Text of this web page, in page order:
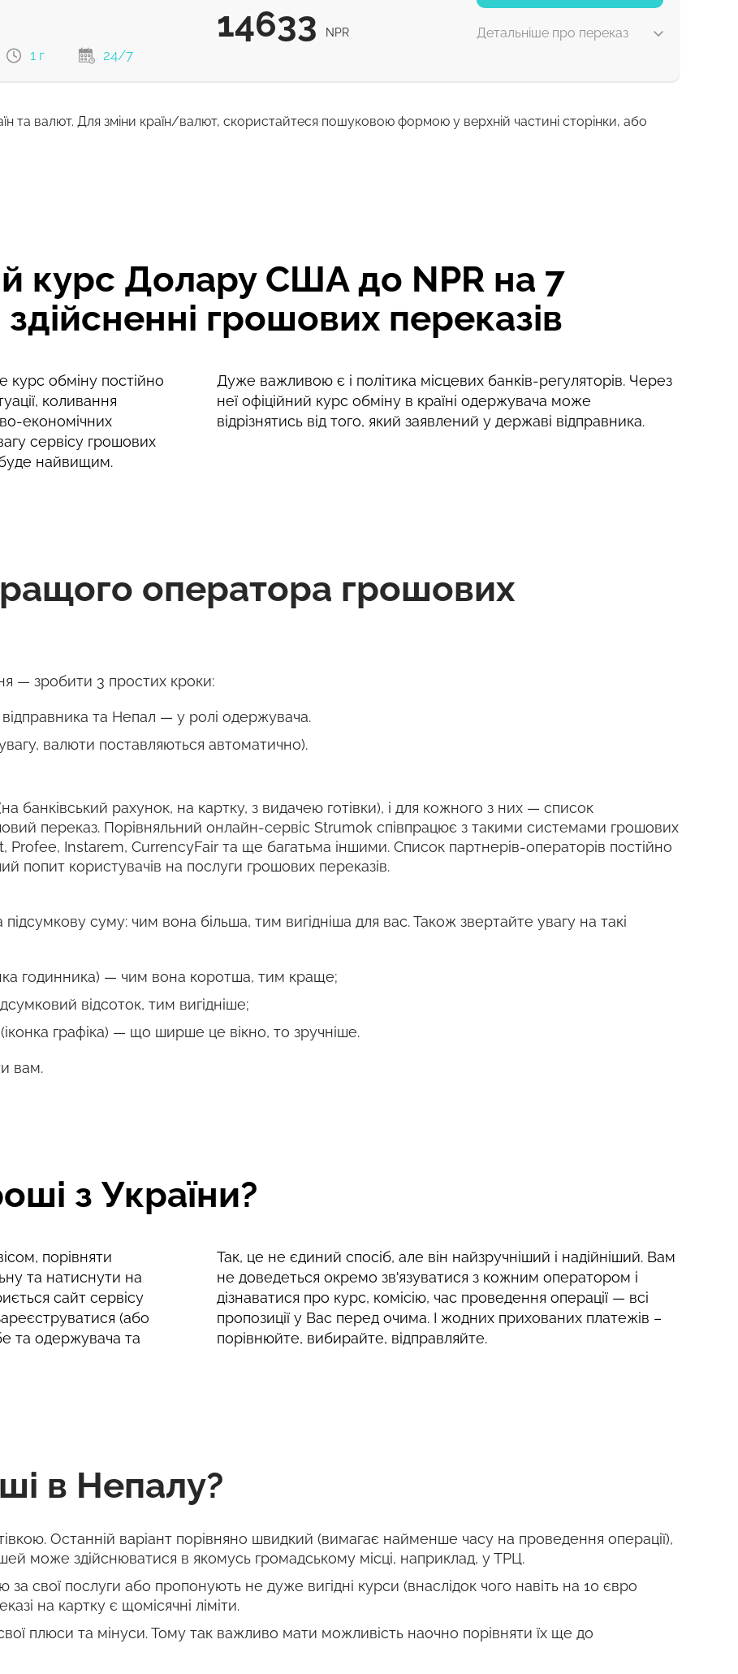
1 г 24/7
14633 NPR Детальніше про переказ
14633
та валют. Для зміни країн/валют, скористайтеся пошуковою формою у верхній частині сторінки, або
курс Долару США до NPR на 7
грошових переказів
курс обміну постійно
коливання
економічних
сервісу грошових
найвищим.
Дуже важливою є і політика місцевих банків-регуляторів. Через
неї офіційний курс обміну в країні одержувача може
відрізнятись від того, який заявлений у державі відправника.
оператора грошових
— зробити 3 простих кроки:
та Непал — у ролі одержувача.
валюти поставляються автоматично).
банківський рахунок, на картку, з видачею готівки), і для кожного з них — список
переказ. Порівняльний онлайн-сервіс Strumok співпрацює з такими системами грошових
Profee, Instarem, CurrencyFair та ще багатьма іншими. Список партнерів-операторів постійно
попит користувачів на послуги грошових переказів.
підсумкову суму: чим вона більша, тим вигідніша для вас. Також звертайте увагу на такі
годинника) — чим вона коротша, тим краще;
відсоток, тим вигідніше;
графіка) — що ширше це вікно, то зручніше.
вам.
з України?
порівняти
та натиснути на
сайт сервісу
(або
та одержувача та
Так, це не єдиний спосіб, але він найзручніший і надійніший. Вам
не доведеться окремо зв'язуватися з кожним оператором і
дізнаватися про курс, комісію, час проведення операції — всі
пропозиції у Вас перед очима. І жодних прихованих платежів –
порівнюйте, вибирайте, відправляйте.
в Непалу?
Останній варіант порівняно швидкий (вимагає найменше часу на проведення операції),
може здійснюватися в якомусь громадському місці, наприклад, у ТРЦ.
за свої послуги або пропонують не дуже вигідні курси (внаслідок чого навіть на 10 євро
на картку є щомісячні ліміти.
плюси та мінуси. Тому так важливо мати можливість наочно порівняти їх ще до